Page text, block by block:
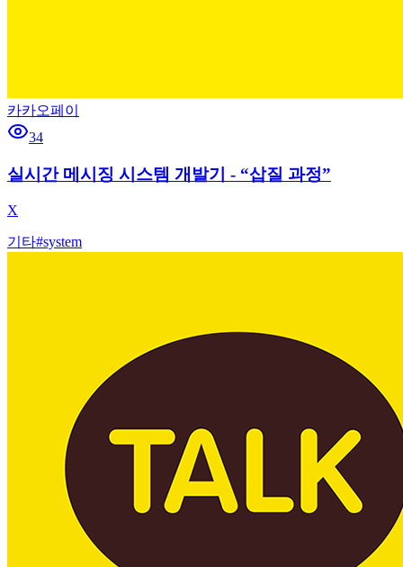
카카오페이
34
실시간 메시징 시스템 개발기 - “삽질 과정”
X
기타#system